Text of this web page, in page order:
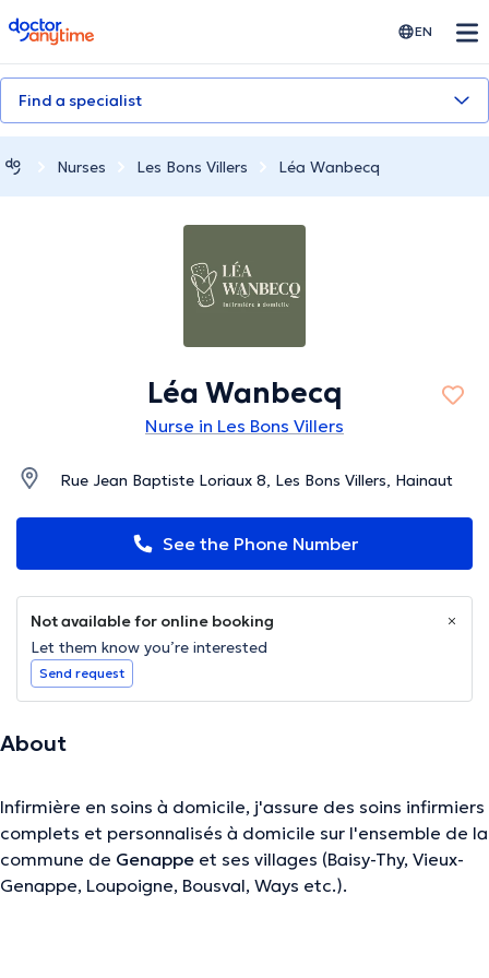
doctoranytime EN
Find a specialist
Nurses Les Bons Villers Léa Wanbecq
Léa Wanbecq
Nurse in Les Bons Villers
Rue Jean Baptiste Loriaux 8, Les Bons Villers, Hainaut
See the Phone Number
Not available for online booking
Let them know you’re interested
Send request
About
Infirmière en soins à domicile, j'assure des soins infirmiers
complets et personnalisés à domicile sur l'ensemble de la
commune de Genappe et ses villages (Baisy-Thy, Vieux-
Genappe, Loupoigne, Bousval, Ways etc.).